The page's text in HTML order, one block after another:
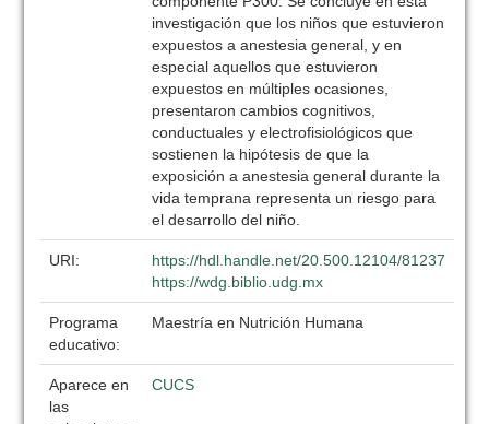
investigación que los niños que estuvieron
expuestos a anestesia general, y en
especial aquellos que estuvieron
expuestos en múltiples ocasiones,
presentaron cambios cognitivos,
conductuales y electrofisiológicos que
sostienen la hipótesis de que la
exposición a anestesia general durante la
vida temprana representa un riesgo para
el desarrollo del niño.
URI:
https://hdl.handle.net/20.500.12104/81237
https://wdg.biblio.udg.mx
Programa
educativo:
Maestría en Nutrición Humana
Aparece en
las
CUCS